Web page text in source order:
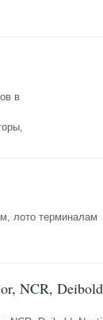
в
лото терминалам
NCR, Deibold